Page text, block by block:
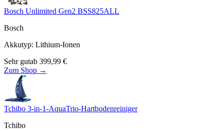
Bosch Unlimited Gen2 BSS825ALL
Bosch
Akkutyp: Lithium-Ionen
Sehr gutab 399,99 €
Zum Shop →
Tchibo 3-in-1-AquaTrio-Hartbodenreiniger
Tchibo